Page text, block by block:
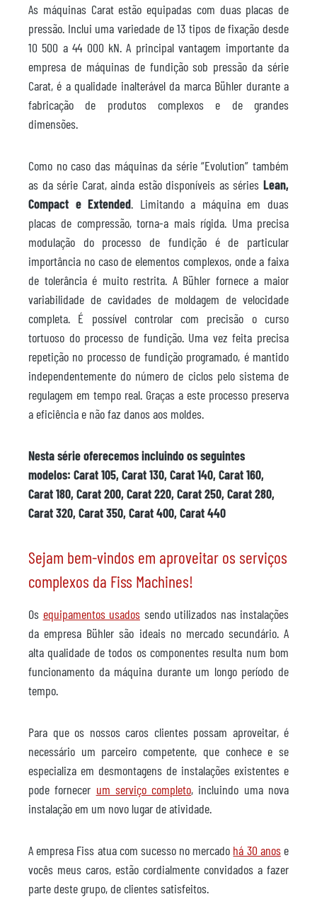
As máquinas Carat estão equipadas com duas placas de
pressão. Inclui uma variedade de 13 tipos de fixação desde
10 500 a 44 000 kN. A principal vantagem importante da
empresa de máquinas de fundição sob pressão da série
Carat, é a qualidade inalterável da marca Bühler durante a
fabricação de produtos complexos e de grandes
dimensões.
Como no caso das máquinas da série “Evolution” também
as da série Carat, ainda estão disponíveis as séries Lean,
Compact e Extended. Limitando a máquina em duas
placas de compressão, torna-a mais rígida. Uma precisa
modulação do processo de fundição é de particular
importância no caso de elementos complexos, onde a faixa
de tolerância é muito restrita. A Bühler fornece a maior
variabilidade de cavidades de moldagem de velocidade
completa. É possível controlar com precisão o curso
tortuoso do processo de fundição. Uma vez feita precisa
repetição no processo de fundição programado, é mantido
independentemente do número de ciclos pelo sistema de
regulagem em tempo real. Graças a este processo preserva
a eficiência e não faz danos aos moldes.
Nesta série oferecemos incluindo os seguintes
modelos: Carat 105, Carat 130, Carat 140, Carat 160,
Carat 180, Carat 200, Carat 220, Carat 250, Carat 280,
Carat 320, Carat 350, Carat 400, Carat 440
Sejam bem-vindos em aproveitar os serviços
complexos da Fiss Machines!
Os equipamentos usados sendo utilizados nas instalações
da empresa Bühler são ideais no mercado secundário. A
alta qualidade de todos os componentes resulta num bom
funcionamento da máquina durante um longo período de
tempo.
Para que os nossos caros clientes possam aproveitar, é
necessário um parceiro competente, que conhece e se
especializa em desmontagens de instalações existentes e
pode fornecer um serviço completo, incluindo uma nova
instalação em um novo lugar de atividade.
A empresa Fiss atua com sucesso no mercado há 30 anose
vocês meus caros, estão cordialmente convidados a fazer
parte deste grupo, de clientes satisfeitos.